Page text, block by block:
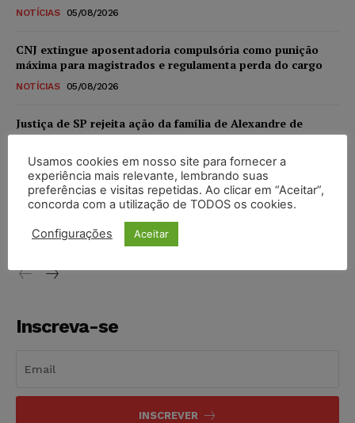
NOTÍCIAS 05/08/2026
CNJ extingue aposentadoria compulsória como punição
máxima para magistrados e regulamenta perda do cargo
NOTÍCIAS 05/08/2026
Justiça de SP rejeita ação da família de Alexandre de
Moraes contra senador Alessandro Vieira
NOTÍCIAS 05/08/2026
Conselho Nacional de Justiça determina afastamento da
juíza Gabriela Hardt por dois anos
NOTÍCIAS 05/08/2026
Inscreva-se
INSCREVER
Usamos cookies em nosso site para fornecer a
experiência mais relevante, lembrando suas
preferências e visitas repetidas. Ao clicar em “Aceitar”,
concorda com a utilização de TODOS os cookies.
Configurações Aceitar